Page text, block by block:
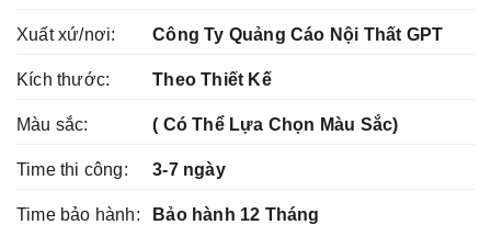
Xuất xứ/nơi: Công Ty Quảng Cáo Nội Thất GPT
Kích thước: Theo Thiết Kế
Màu sắc: ( Có Thể Lựa Chọn Màu Sắc)
Time thi công: 3-7 ngày
Time bảo hành: Bảo hành 12 Tháng